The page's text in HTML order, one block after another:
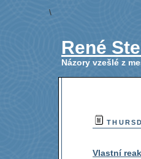
\
René
Názory vzešlé z
Vlastní